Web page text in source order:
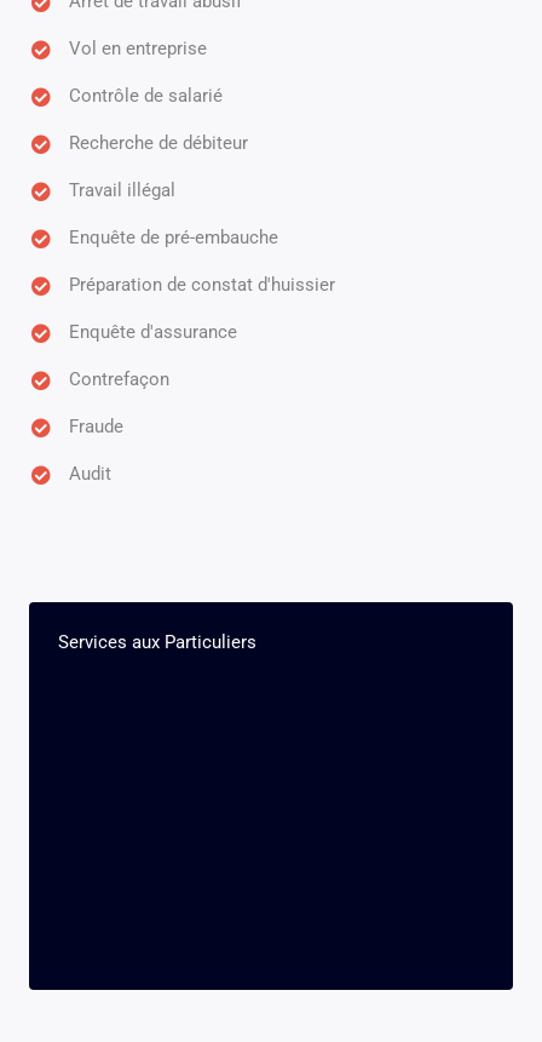
Vol en entreprise
Contrôle de salarié
Recherche de débiteur
Travail illégal
Enquête de pré-embauche
Préparation de constat d'huissier
Enquête d'assurance
Contrefaçon
Fraude
Audit
Services aux Particuliers​